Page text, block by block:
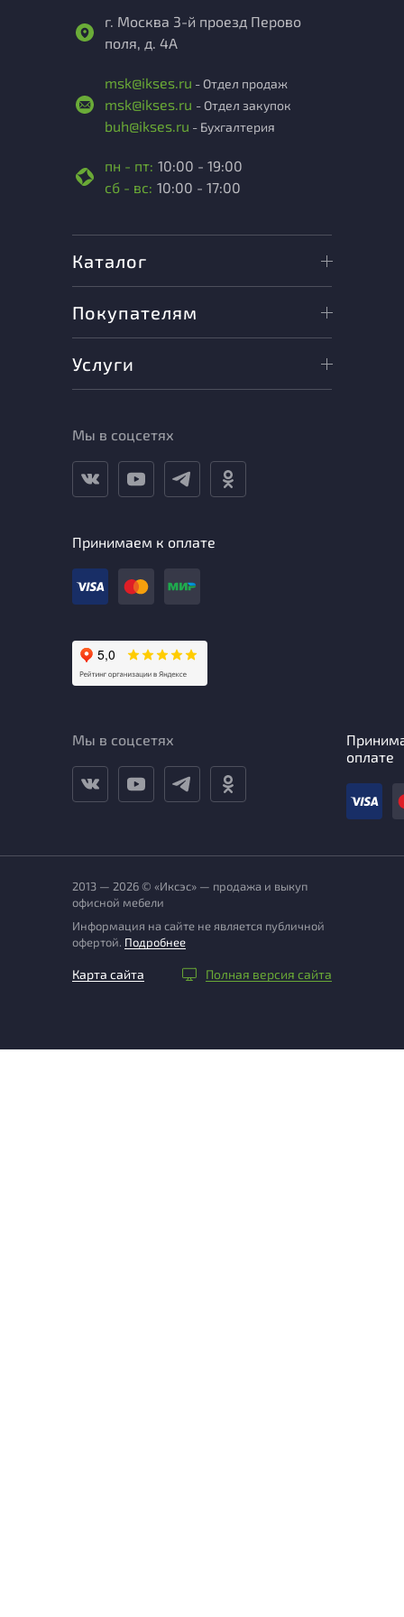
г. Москва 3-й проезд Перово
поля, д. 4А
msk@ikses.ru - Отдел продаж
msk@ikses.ru - Отдел закупок
buh@ikses.ru - Бухгалтерия
пн - пт: 10:00 - 19:00
сб - вс: 10:00 - 17:00
Каталог
Покупателям
Услуги
Мы в соцсетях
Принимаем к оплате
Мы в соцсетях
оплате
2013 — 2026 © «Иксэс» — продажа и выкуп
офисной мебели
Информация на сайте не является публичной
офертой. Подробнее
Карта сайта Полная версия сайта